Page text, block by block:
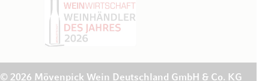
© 2026 Mövenpick Wein Deutschland GmbH & Co. KG